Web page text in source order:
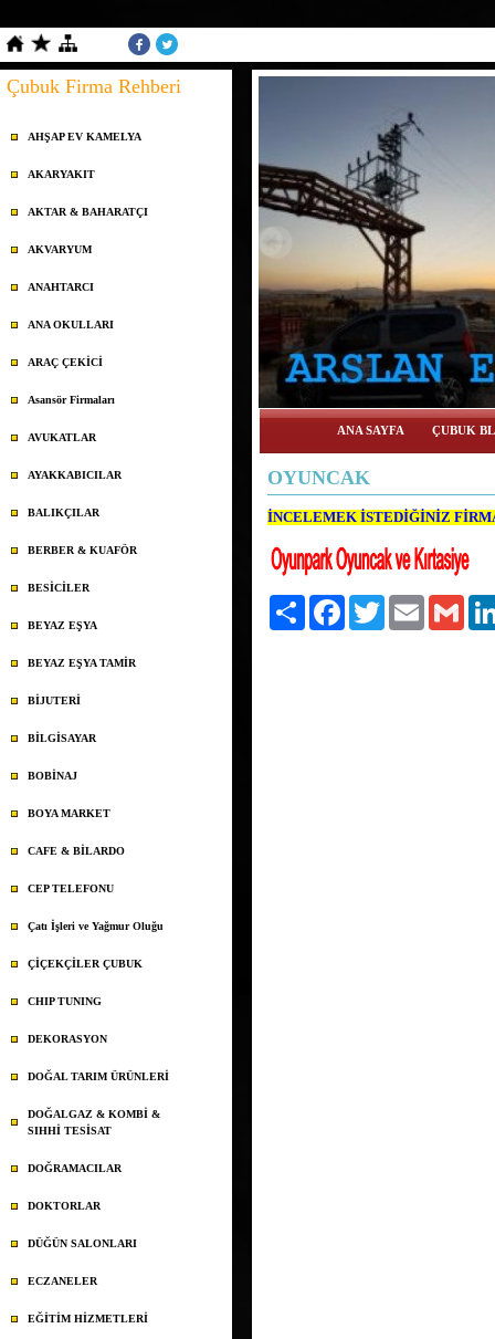
Çubuk Firma Rehberi
AHŞAP EV KAMELYA
AKARYAKIT
AKTAR & BAHARATÇI
AKVARYUM
ANAHTARCI
ANA OKULLARI
ARAÇ ÇEKİCİ
Asansör Firmaları
AVUKATLAR
AYAKKABICILAR
BALIKÇILAR
BERBER & KUAFÖR
BESİCİLER
BEYAZ EŞYA
BEYAZ EŞYA TAMİR
BİJUTERİ
BİLGİSAYAR
BOBİNAJ
BOYA MARKET
CAFE & BİLARDO
CEP TELEFONU
Çatı İşleri ve Yağmur Oluğu
ÇİÇEKÇİLER ÇUBUK
CHIP TUNING
DEKORASYON
DOĞAL TARIM ÜRÜNLERİ
DOĞALGAZ & KOMBİ &
SIHHİ TESİSAT
DOĞRAMACILAR
DOKTORLAR
DÜĞÜN SALONLARI
ECZANELER
EĞİTİM HİZMETLERİ
ANA SAYFA ÇUBUK
OYUNCAK
İNCELEMEK İSTEDİĞİNİZ
Paylaş FacebookTwitter Email Gmail